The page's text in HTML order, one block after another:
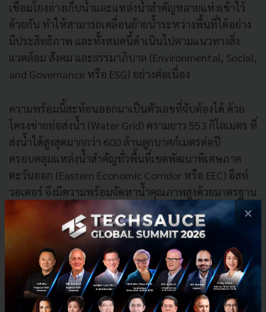
เชื่อมโยงอ่างเก็บน้ำและแหล่งน้ำสำคัญหลายแห่งเข้าไว้
ด้วยกัน ทำให้สามารถเคลื่อนย้ายน้ำระหว่างพื้นที่ได้อย่าง
มีประสิทธิภาพ และทั้งหมดนี้ดำเนินไปตามแนวทางสิ่ง
แวดล้อม สังคม และธรรมาภิบาล (Environmental, Social,
and Governance หรือ ESG) อย่างต่อเนื่อง
ความพร้อมนี้สะท้อนออกมาเป็นตัวเลขที่จับต้องได้ ด้วย
โครงข่ายท่อส่งน้ำ (Water Grid) ความยาว 553 กิโลเมตร ที่
ส่งน้ำได้สูงสุดมากกว่า 600 ล้านลูกบาศก์เมตรต่อปี
ครอบคลุมแหล่งน้ำสำคัญทั่วพื้นที่เขตพัฒนาพิเศษภาค
ตะวันออก (Eastern Economic Corridor หรือ EEC) อีสท์
วอเตอร์ จึงมีความพร้อมจัดหาน้ำคุณภาพสูงด้วยมาตรฐาน
การให้บริการที่เปี่ยมไปด้วยคุณภาพ ส่งจ่ายน้ำให้กับ Data
Center ซึ่งเป็นอุตสาหกรรมใหม่ที่กำลังมาแรงของไทย
โดยไม่กระทบต่อความมั่นคงด้านน้ำของผู้ใช้กลุ่มอื่นใน
×